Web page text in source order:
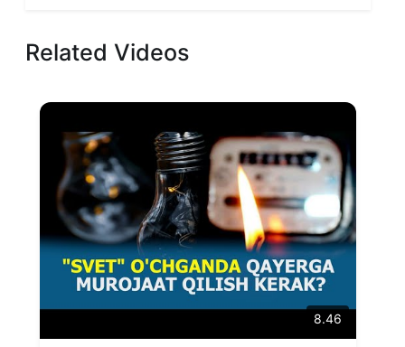
Related Videos
8.46